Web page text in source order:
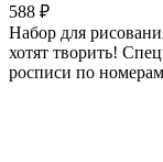
588 ₽
Набор для
хотят творить!
росписи по